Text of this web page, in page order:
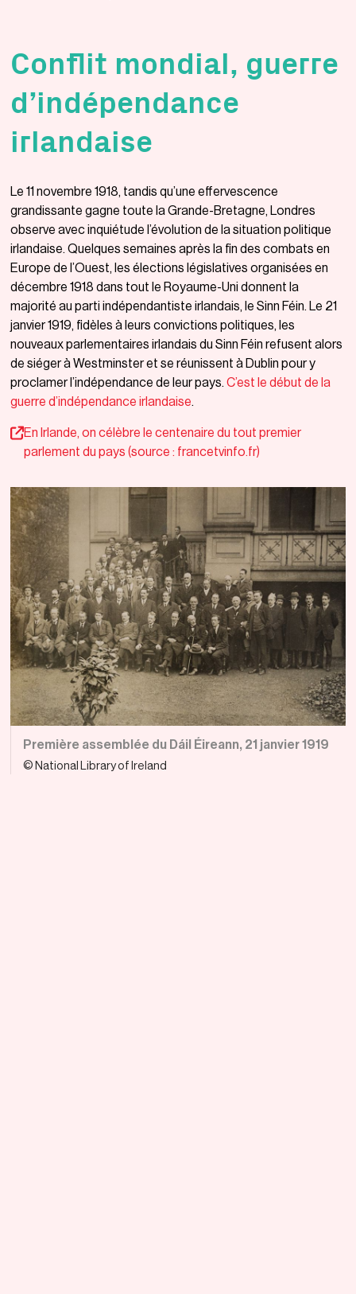
Conflit mondial, guerre
d’indépendance
irlandaise
Le 11 novembre 1918, tandis qu’une effervescence
grandissante gagne toute la Grande-Bretagne, Londres
observe avec inquiétude l’évolution de la situation politique
irlandaise. Quelques semaines après la fin des combats en
Europe de l’Ouest, les élections législatives organisées en
décembre 1918 dans tout le Royaume-Uni donnent la
majorité au parti indépendantiste irlandais, le Sinn Féin. Le 21
janvier 1919, fidèles à leurs convictions politiques, les
nouveaux parlementaires irlandais du Sinn Féin refusent alors
de siéger à Westminster et se réunissent à Dublin pour y
proclamer l’indépendance de leur pays.C’est le début de la
guerre d’indépendance irlandaise.
En Irlande, on célèbre le centenaire du tout premier
parlement du pays (source : francetvinfo.fr)
Première assemblée du Dáil Éireann, 21 janvier 1919
© National Library of Ireland